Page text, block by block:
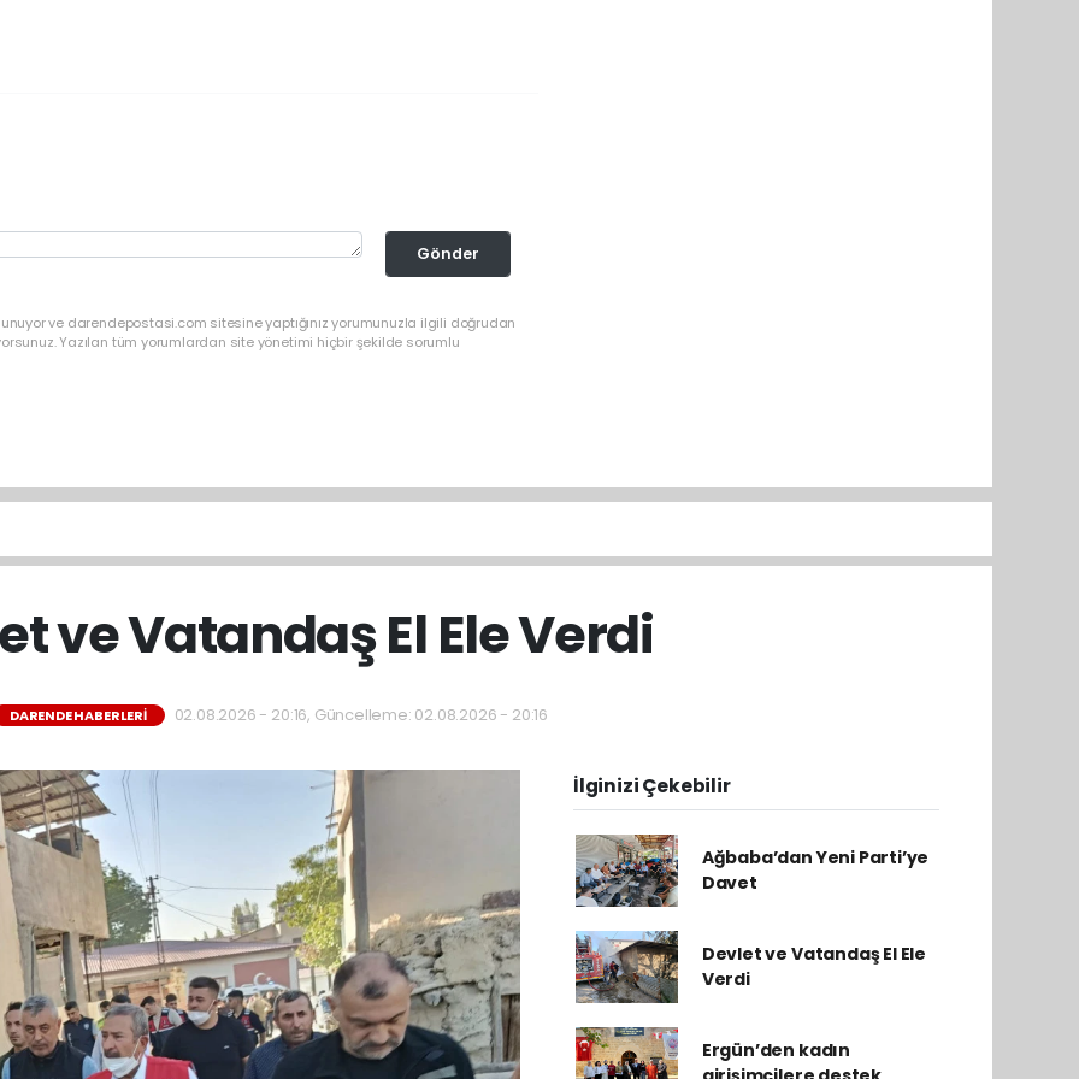
Gönder
ve darendepostasi.com sitesine yaptığınız yorumunuzla ilgili doğrudan
Yazılan tüm yorumlardan site yönetimi hiçbir şekilde sorumlu
ve Vatandaş El Ele Verdi
DARENDE HABERLERI 02.08.2026 - 20:16, Güncelleme: 02.08.2026 - 20:16
İlginizi Çekebilir
Ağbaba’dan Yeni Parti’ye
Davet
Devlet ve Vatandaş El Ele
Verdi
Ergün’den kadın